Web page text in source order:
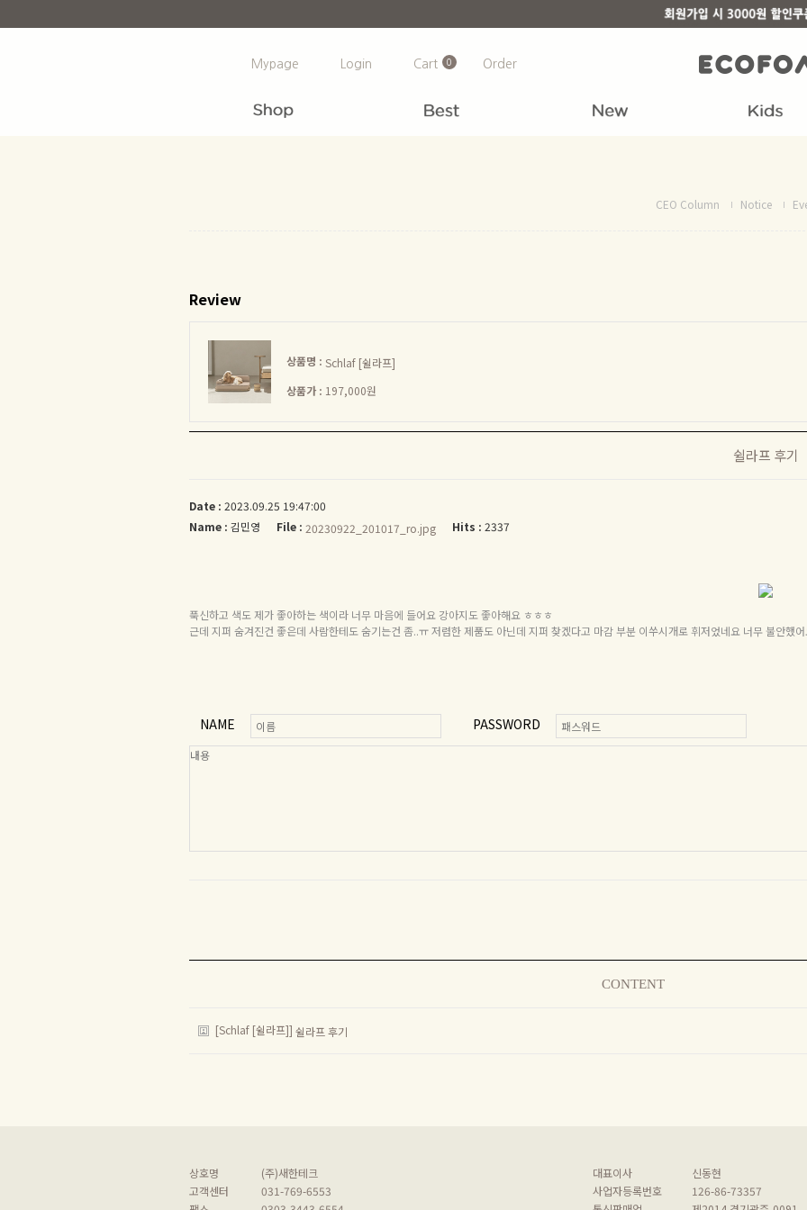
Mypage Login Cart 0 Order
CEO Column Notice
Review
상품명 : Schlaf [쉴라프]
상품가 : 197,000원
쉴라프 후기
Date : 2023.09.25 19:47:00
Name : 김민영 File : 20230922_201017_ro.jpg Hits : 2337
푹신하고 색도 제가 좋아하는 색이라 너무 마음에 들어요 강아지도 좋아해요 ㅎㅎㅎ
근데 지퍼 숨겨진건 좋은데 사람한테도 숨기는건 좀..ㅠ 저렴한 제품도 아닌데 지퍼 찾겠다고 마감 부분 이쑤시개로 휘저었네요 너무 불안했
NAME PASSWORD
CONTENT
[Schlaf [쉴라프]] 쉴라프 후기
상호명
(주)새한테크
고객센터
031-769-6553
대표이사
신동현
사업자등록번호
126-86-73357